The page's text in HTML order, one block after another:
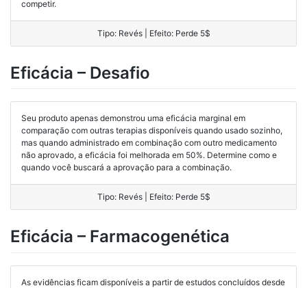
competir.
Tipo: Revés | Efeito: Perde 5$
Eficácia – Desafio
Seu produto apenas demonstrou uma eficácia marginal em
comparação com outras terapias disponíveis quando usado sozinho,
mas quando administrado em combinação com outro medicamento
não aprovado, a eficácia foi melhorada em 50%. Determine como e
quando você buscará a aprovação para a combinação.
Tipo: Revés | Efeito: Perde 5$
Eficácia – Farmacogenética
As evidências ficam disponíveis a partir de estudos concluídos desde